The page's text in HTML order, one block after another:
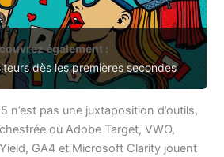
également :
dès les premières secondes
n’est pas une juxtaposition d’outils,
où Adobe Target, VWO,
GA4 et Microsoft Clarity jouent